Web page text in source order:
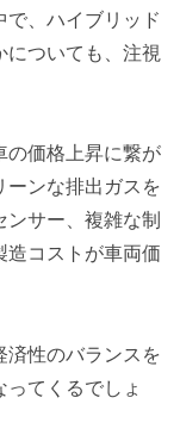
、ハイブリッド
ついても、注視
の価格上昇に繋が
ーンな排出ガスを
ンサー、複雑な制
造コストが車両価
済性のバランスを
てくるでしょ